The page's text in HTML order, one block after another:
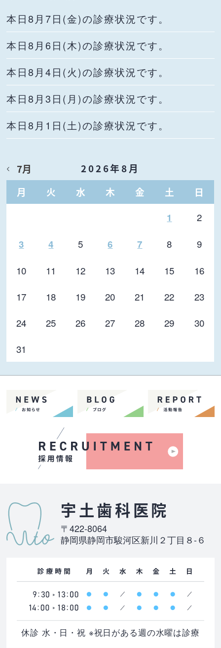
本日8月7日(金)の診療状況です。
本日8月6日(木)の診療状況です。
本日8月4日(火)の診療状況です。
本日8月3日(月)の診療状況です。
本日8月1日(土)の診療状況です。
2026年8月
月
火 水 木 金 土 日
7月
1 2
3 4 5 6 7 8
9
10
11 12 13 14 15
16
17
18 19 20 21 22
23
24
25 26 27 28 29
30
31
宇土歯科医院
〒422-8064
静岡県静岡市駿河区新川２丁目８-６
休診 水・日・祝 ※祝日がある週の水曜は診療